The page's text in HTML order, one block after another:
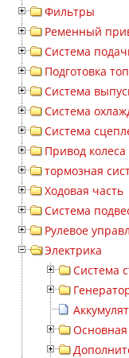
Фильтры
Ременный
Система
Подготовка
Система
Система
Система
Привод колеса
тормозная
Ходовая часть
Система
Рулевое
Электрика
Система